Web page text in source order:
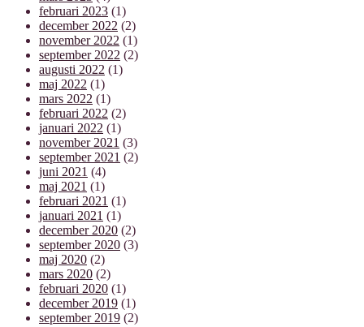
februari 2023 (1)
december 2022 (2)
november 2022 (1)
september 2022 (2)
augusti 2022 (1)
maj 2022 (1)
mars 2022 (1)
februari 2022 (2)
januari 2022 (1)
november 2021 (3)
september 2021 (2)
juni 2021 (4)
maj 2021 (1)
februari 2021 (1)
januari 2021 (1)
december 2020 (2)
september 2020 (3)
maj 2020 (2)
mars 2020 (2)
februari 2020 (1)
december 2019 (1)
september 2019 (2)